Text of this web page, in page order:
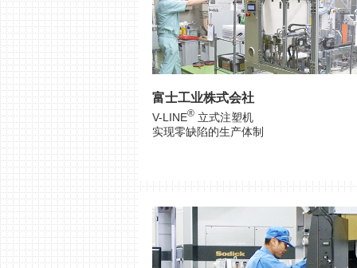
富士工业株式会社
V-LINE® 立式注塑机
实现零缺陷的生产体制